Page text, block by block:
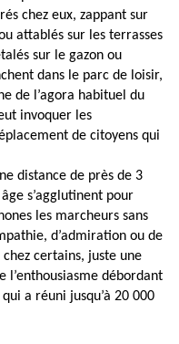
chez eux, zappant sur
attablés sur les terrasses
sur le gazon ou
dans le parc de loisir,
de l’agora habituel du
invoquer les
de citoyens qui
distance de près de 3
s’agglutinent pour
les marcheurs sans
d’admiration ou de
certains, juste une
l’enthousiasme débordant
a réuni jusqu’à 20 000